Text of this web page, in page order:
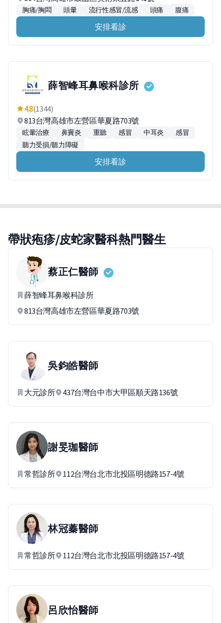
胸痛/胸悶 頭暈 流行性感冒/流感 頭痛 腹痛
安排看診
薛智峰耳鼻喉科診所
4.8(1344)
813台灣高雄市左營區華夏路703號
眩暈治療 鼻竇炎 重聽 感冒 中耳炎
感冒
聽力受損/聽力障礙
安排看診
帶狀疱疹/皮蛇家醫科熱門醫生
蔡正仁醫師
薛智峰耳鼻喉科診所
813台灣高雄市左營區華夏路703號
吳鈞皓醫師
大元診所 437台灣台中市大甲區順天路136號
謝旻珈醫師
常哲診所 112台灣台北市北投區明德路157-4號
林冠蓁醫師
常哲診所 112台灣台北市北投區明德路157-4號
呂欣怡醫師